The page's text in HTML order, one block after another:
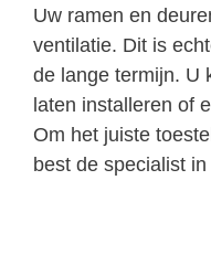
Uw ramen en
ventilatie. Dit is
de lange termijn. U
laten installeren of
Om het juiste
best de specialist